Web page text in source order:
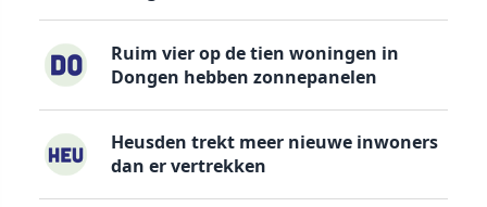
Ruim vier op de tien woningen in
Dongen hebben zonnepanelen
Heusden trekt meer nieuwe inwoners
dan er vertrekken